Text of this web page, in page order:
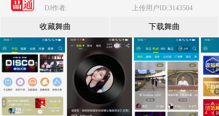
DJ作者:
上传用户ID:3143504
收藏舞曲 下载舞曲